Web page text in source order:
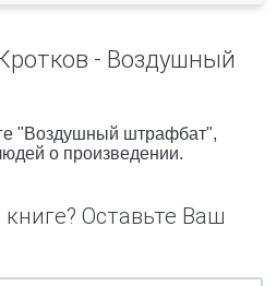
- Воздушный
"Воздушный штрафбат",
о произведении.
Оставьте Ваш